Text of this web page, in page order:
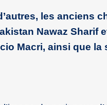
les anciens
Nawaz Sharif
Macri, ainsi que la